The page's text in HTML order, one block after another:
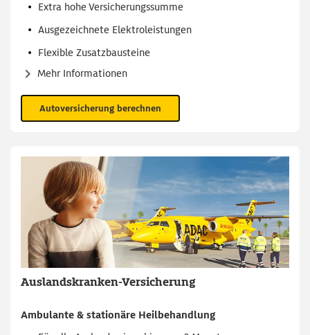
Extra hohe Versicherungssumme
Ausgezeichnete Elektroleistungen
Flexible Zusatzbausteine
Mehr Informationen
Autoversicherung berechnen
Auslandskranken-Versicherung
Ambulante & stationäre Heilbehandlung